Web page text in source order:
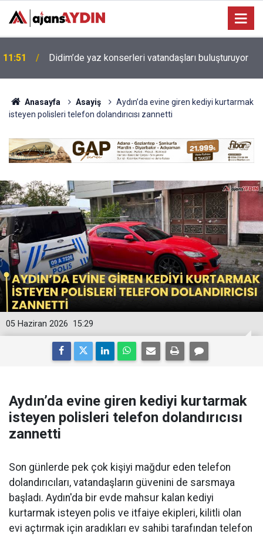
11:51 Didim’de yaz konserleri vatandaşları buluşturuyor
Anasayfa Asayiş
Aydın’da evine giren kediyi kurtarmak
isteyen polisleri telefon dolandırıcısı zannetti
15:29
05 Haziran 2026
Aydın’da evine giren kediyi kurtarmak
isteyen polisleri telefon dolandırıcısı
zannetti
Son günlerde pek çok kişiyi mağdur eden telefon
dolandırıcıları, vatandaşların güvenini de sarsmaya
başladı. Aydın'da bir evde mahsur kalan kediyi
kurtarmak isteyen polis ve itfaiye ekipleri, kilitli olan
evi açtırmak için aradıkları ev sahibi tarafından telefon